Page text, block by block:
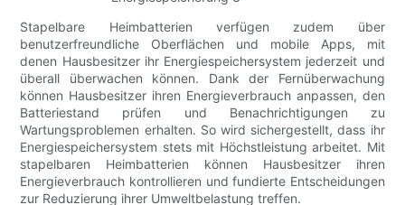
Stapelbare Heimbatterien verfügen zudem über
benutzerfreundliche Oberflächen und mobile Apps, mit
denen Hausbesitzer ihr Energiespeichersystem jederzeit und
überall überwachen können. Dank der Fernüberwachung
können Hausbesitzer ihren Energieverbrauch anpassen, den
Batteriestand prüfen und Benachrichtigungen zu
Wartungsproblemen erhalten. So wird sichergestellt, dass ihr
Energiespeichersystem stets mit Höchstleistung arbeitet. Mit
stapelbaren Heimbatterien können Hausbesitzer ihren
Energieverbrauch kontrollieren und fundierte Entscheidungen
zur Reduzierung ihrer Umweltbelastung treffen.